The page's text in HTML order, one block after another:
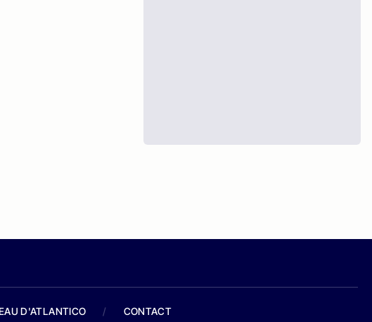
D'ATLANTICO / CONTACT